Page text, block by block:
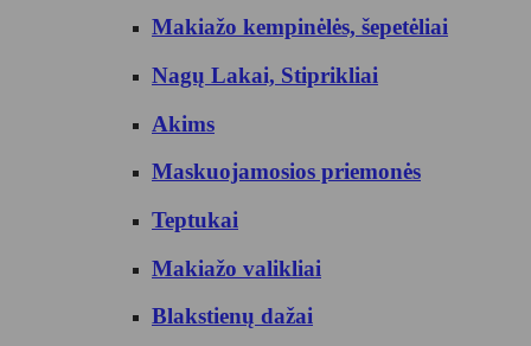
Makiažo kempinėlės, šepetėliai
Nagų Lakai, Stiprikliai
Akims
Maskuojamosios priemonės
Teptukai
Makiažo valikliai
Blakstienų dažai